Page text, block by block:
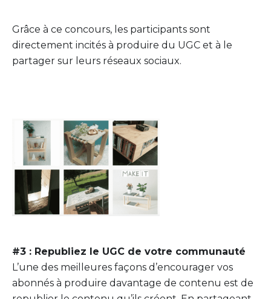
Grâce à ce concours, les participants sont
directement incités à produire du UGC et à le
partager sur leurs réseaux sociaux.
#3 : Republiez le UGC de votre communauté
L’une des meilleures façons d’encourager vos
abonnés à produire davantage de contenu est de